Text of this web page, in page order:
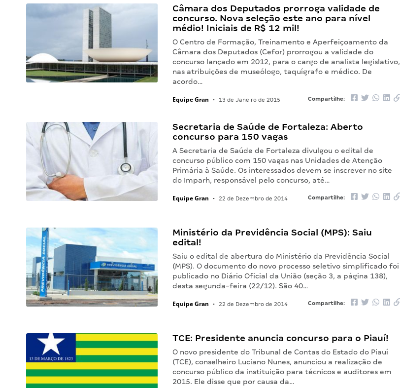
Câmara dos Deputados prorroga validade de
concurso. Nova seleção este ano para nível
médio! Iniciais de R$ 12 mil!
O Centro de Formação, Treinamento e Aperfeiçoamento da
Câmara dos Deputados (Cefor) prorrogou a validade do
concurso lançado em 2012, para o cargo de analista legislativo,
nas atribuições de museólogo, taquígrafo e médico. De
acordo…
Equipe Gran • 13 de Janeiro de 2015 Compartilhe:
Secretaria de Saúde de Fortaleza: Aberto
concurso para 150 vagas
A Secretaria de Saúde de Fortaleza divulgou o edital de
concurso público com 150 vagas nas Unidades de Atenção
Primária à Saúde. Os interessados devem se inscrever no site
do Imparh, responsável pelo concurso, até…
Equipe Gran • 22 de Dezembro de 2014 Compartilhe:
Ministério da Previdência Social (MPS): Saiu
edital!
Saiu o edital de abertura do Ministério da Previdência Social
(MPS). O documento do novo processo seletivo simplificado foi
publicado no Diário Oficial da União (seção 3, a página 138),
desta segunda-feira (22/12). São 40…
Equipe Gran • 22 de Dezembro de 2014 Compartilhe:
TCE: Presidente anuncia concurso para o Piauí!
O novo presidente do Tribunal de Contas do Estado do Piauí
(TCE), conselheiro Luciano Nunes, anunciou a realização de
concurso público da instituição para técnicos e auditores em
2015. Ele disse que por causa da…